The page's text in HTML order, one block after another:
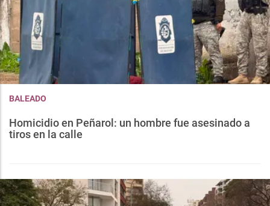
BALEADO
Homicidio en Peñarol: un hombre fue asesinado a
tiros en la calle